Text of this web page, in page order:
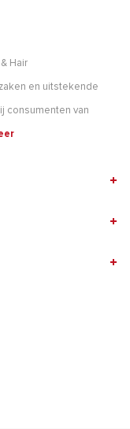
Hair
en uitstekende
consumenten van